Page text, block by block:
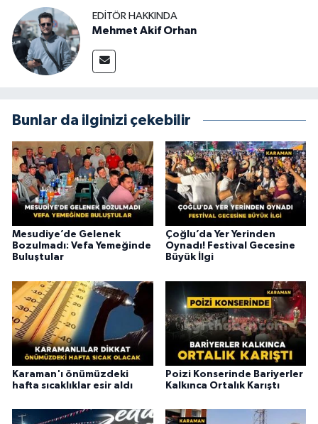
EDITÖR HAKKINDA
Mehmet Akif Orhan
Bunlar da ilginizi çekebilir
Mesudiye’de Gelenek
Bozulmadı: Vefa Yemeğinde
Buluştular
Çoğlu’da Yer Yerinden
Oynadı! Festival Gecesine
Büyük İlgi
Karaman'ı önümüzdeki
hafta sıcaklıklar esir aldı
Poizi Konserinde Bariyerler
Kalkınca Ortalık Karıştı